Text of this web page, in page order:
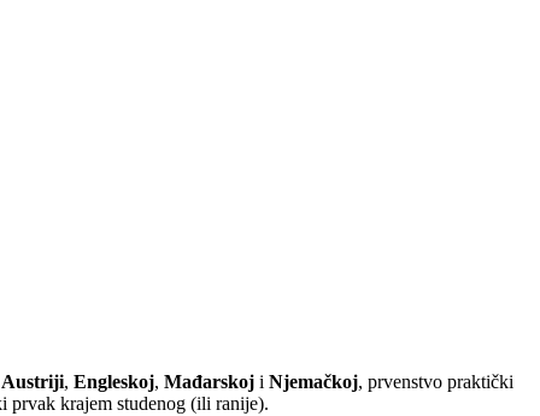
Austriji, Engleskoj, Mađarskoj i Njemačkoj, prvenstvo praktički
prvak krajem studenog (ili ranije).